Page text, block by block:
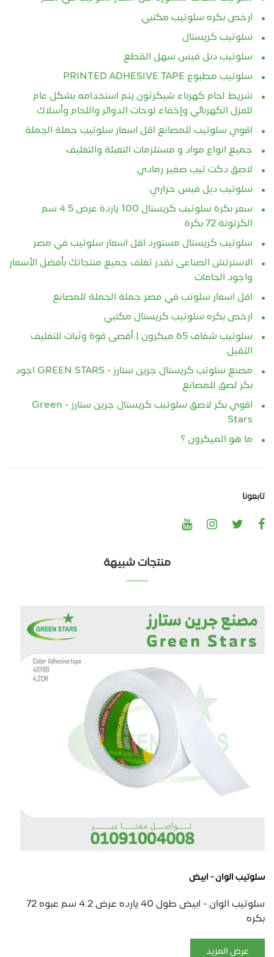
ارخص بكره سلوتيب مكتبي
سلوتيب كريستال
سلوتيب دبل فيس سهل القطع
سلوتيب مطبوع PRINTED ADHESIVE TAPE
شريط لحام كهرباء شيكرتون يتم استخدامه بشكل عام
للعزل الكهربائي وإخفاء لوحات الدوائر واللحام وأسلاك
اقوي سلوتيب للمصانع اقل اسعار سلوتيب جملة الجملة
جميع انواع مواد و مستلزمات التعبئة والتغليف
لاصق دكت تيب صغير رمادي
سلوتيب دبل فيس حراري
سعر بكرة سلوتيب كريستال 100 ياردة عرض 4.5 سم
الكرتونة 72 بكرة
سلوتيب كريستال مستورد اقل اسعار سلوتيب في مصر
الاسترتش الصناعى تقدر تغلف جميع منتجاتك بأفضل الأسعار
واجود الخامات
اقل اسعار سلوتب في مصر جملة الجملة للمصانع
ارخص بكره سلوتيب كريستال مكتبي
سلوتيب شفاف 65 ميكرون | أقصى قوة وثبات للتغليف
الثقيل
مصنع سلوتب كريستال جرين ستارز - GREEN STARS اجود
بكر لصق للمصانع
اقوي بكر لاصق سلوتيب كريستال جرين ستارز - Green
Stars
ما هو الميكرون ؟
تابعونا
منتجات شبيهة
سلوتيب الوان - ابيض
سلوتيب الوان - ابيض طول 40 يارده عرض 4.2 سم عبوه 72
بكره
عرض المزيد